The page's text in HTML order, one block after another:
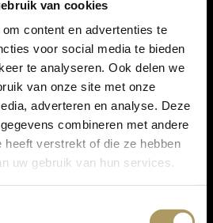
van cookies
content en advertenties te
voor social media te bieden
te analyseren. Ook delen we
van onze site met onze
adverteren en analyse. Deze
combineren met andere
heeft verstrekt of die ze hebben
uw gebruik van hun services.